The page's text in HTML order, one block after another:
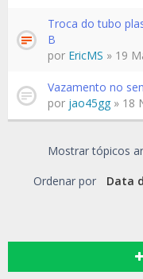
Troca do tubo
B
por EricMS » 19
Vazamento no
por jao45gg » 18
Mostrar tópicos
Ordenar por